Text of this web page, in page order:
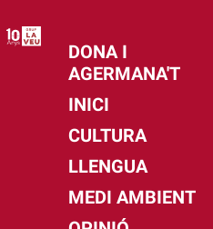
DONA I
AGERMANA'T
INICI
CULTURA
LLENGUA
MEDI AMBIENT